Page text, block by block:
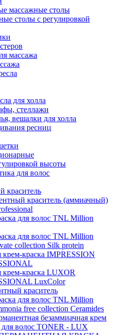
массажные столы
столы с регулировкой
массажа
для холла
стеллажи
вешалки для холла
ресниц
высоты
для волос
краситель
краситель (аммиачный)
для волос TNL Million
для волос TNL Million
collection Silk protein
крем-краска IMPRESSION
крем-краска LUXOR
LuxColor
краситель
для волос TNL Million
free collection Ceramides
безаммиачная крем
для волос TONER - LUX